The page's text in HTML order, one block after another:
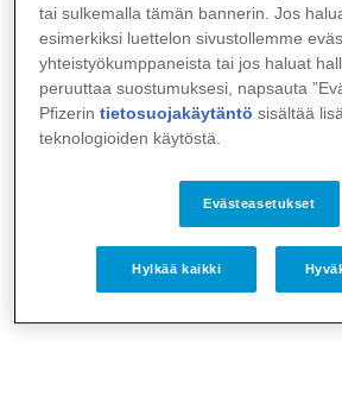
tai sulkemalla tämän bannerin. Jos
esimerkiksi luettelon sivustollemme
yhteistyökumppaneista tai jos haluat
peruuttaa suostumuksesi, napsauta
Pfizerintietosuojakäytäntö sisältää
teknologioiden käytöstä.
Evästeasetukset
Hylkää kaikki